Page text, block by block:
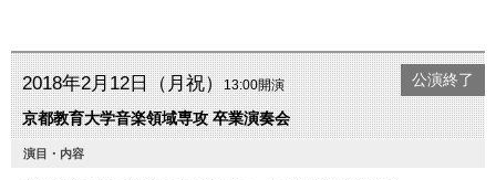
2018年2月12日（月祝）13:00開演
京都教育大学音楽領域専攻 卒業演奏会
公演終了
演目・内容